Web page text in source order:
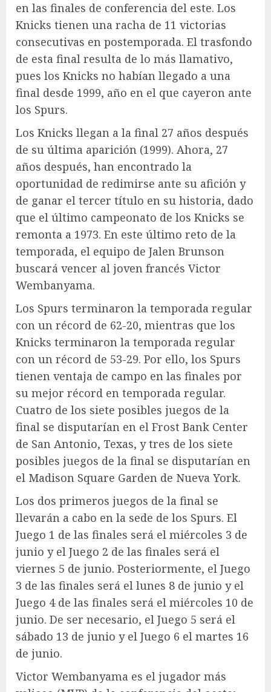
en las finales de conferencia del este. Los
Knicks tienen una racha de 11 victorias
consecutivas en postemporada. El trasfondo
de esta final resulta de lo más llamativo,
pues los Knicks no habían llegado a una
final desde 1999, año en el que cayeron ante
los Spurs.
Los Knicks llegan a la final 27 años después
de su última aparición (1999). Ahora, 27
años después, han encontrado la
oportunidad de redimirse ante su afición y
de ganar el tercer título en su historia, dado
que el último campeonato de los Knicks se
remonta a 1973. En este último reto de la
temporada, el equipo de Jalen Brunson
buscará vencer al joven francés Victor
Wembanyama.
Los Spurs terminaron la temporada regular
con un récord de 62-20, mientras que los
Knicks terminaron la temporada regular
con un récord de 53-29. Por ello, los Spurs
tienen ventaja de campo en las finales por
su mejor récord en temporada regular.
Cuatro de los siete posibles juegos de la
final se disputarían en el Frost Bank Center
de San Antonio, Texas, y tres de los siete
posibles juegos de la final se disputarían en
el Madison Square Garden de Nueva York.
Los dos primeros juegos de la final se
llevarán a cabo en la sede de los Spurs. El
Juego 1 de las finales será el miércoles 3 de
junio y el Juego 2 de las finales será el
viernes 5 de junio. Posteriormente, el Juego
3 de las finales será el lunes 8 de junio y el
Juego 4 de las finales será el miércoles 10 de
junio. De ser necesario, el Juego 5 será el
sábado 13 de junio y el Juego 6 el martes 16
de junio.
Victor Wembanyama es el jugador más